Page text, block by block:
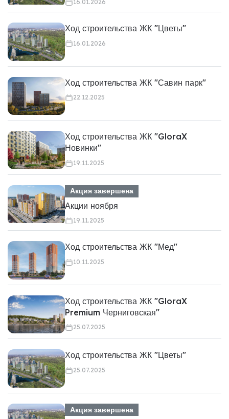
16.01.2026
Ход строительства ЖК "Цветы"
16.01.2026
Ход строительства ЖК "Савин парк"
22.12.2025
Ход строительства ЖК "GloraX
Новинки"
19.11.2025
Акция завершена
Акции ноября
19.11.2025
Ход строительства ЖК "Мед"
10.11.2025
Ход строительства ЖК "GloraX
Premium Черниговская"
25.07.2025
Ход строительства ЖК "Цветы"
25.07.2025
Акция завершена